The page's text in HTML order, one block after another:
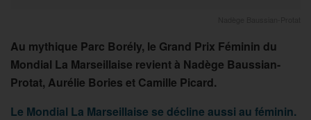
Au mythique Parc Borély, le Grand Prix Féminin du
Mondial La Marseillaise revient à Nadège Baussian-
Protat, Aurélie Bories et Camille Picard.
Le Mondial La Marseillaise se décline aussi au féminin.